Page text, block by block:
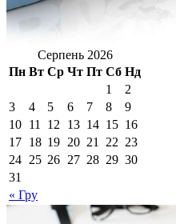
Серпень 2026
Пн Вт Ср Чт Пт Сб Нд
« Гру
1
2
3
4 5 6 7 8
9
10 11 12 13 14 15 16
17 18 19 20 21 22 23
24 25 26 27 28 29 30
31